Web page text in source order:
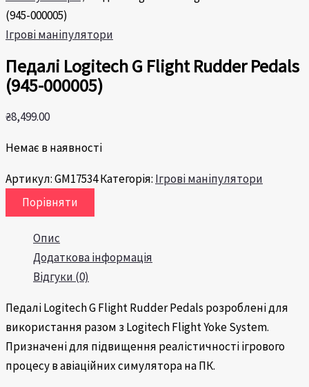
(945-000005)
Ігрові маніпулятори
Педалі Logitech G Flight Rudder Pedals
(945-000005)
₴8,499.00
Немає в наявності
Артикул:GM17534Категорія: Ігрові маніпулятори
Порівняти
Опис
Додаткова інформація
Відгуки (0)
Педалі Logitech G Flight Rudder Pedals розроблені для
використання разом з Logitech Flight Yoke System.
Призначені для підвищення реалістичності ігрового
процесу в авіаційних симулятора на ПК.